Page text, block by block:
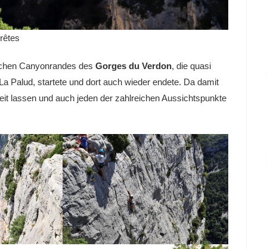
Canyonrandes des Gorges du Verdon, die quasi
Palud, startete und dort auch wieder endete. Da damit
lassen und auch jeden der zahlreichen Aussichtspunkte